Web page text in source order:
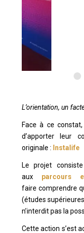
L’orientation, un
Face à ce
d’apporter leur
originale : Instalife
Le projet
auxparcours
faire comprendre
(études
n’interdit pas la
Cette action s’est